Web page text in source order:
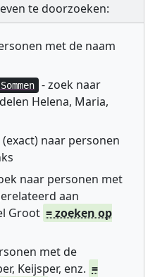
te doorzoeken:
met de naam
- zoek naar
Helena, Maria,
(exact) naar personen
naar personen met
aan
Groot = zoeken op
met de
Keijsper, enz. =